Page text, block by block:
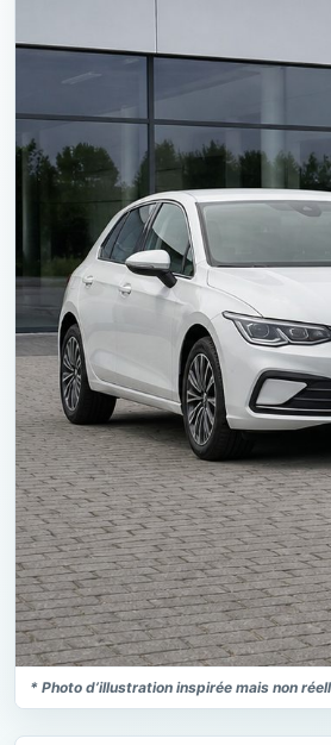
* Photo d’illustration inspirée mais non